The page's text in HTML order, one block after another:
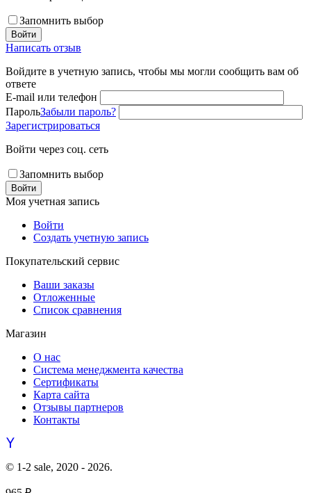
Запомнить выбор
Войти
Написать отзыв
Войдите в учетную запись, чтобы мы могли сообщить вам об
ответе
E-mail или телефон
ПарольЗабыли пароль?
Зарегистрироваться
Войти через соц. сеть
Запомнить выбор
Войти
Моя учетная запись
Войти
Создать учетную запись
Покупательский сервис
Ваши заказы
Отложенные
Список сравнения
Магазин
О нас
Система менеджмента качества
Сертификаты
Карта сайта
Отзывы партнеров
Контакты
© 1-2 sale, 2020 - 2026.